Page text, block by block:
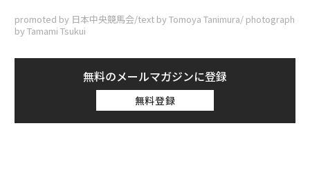
promoted by 日本中央競馬会/text by Tomoya Tanimura/ photograph
by Tamami Tsukui
無料のメールマガジンに登録
無料登録